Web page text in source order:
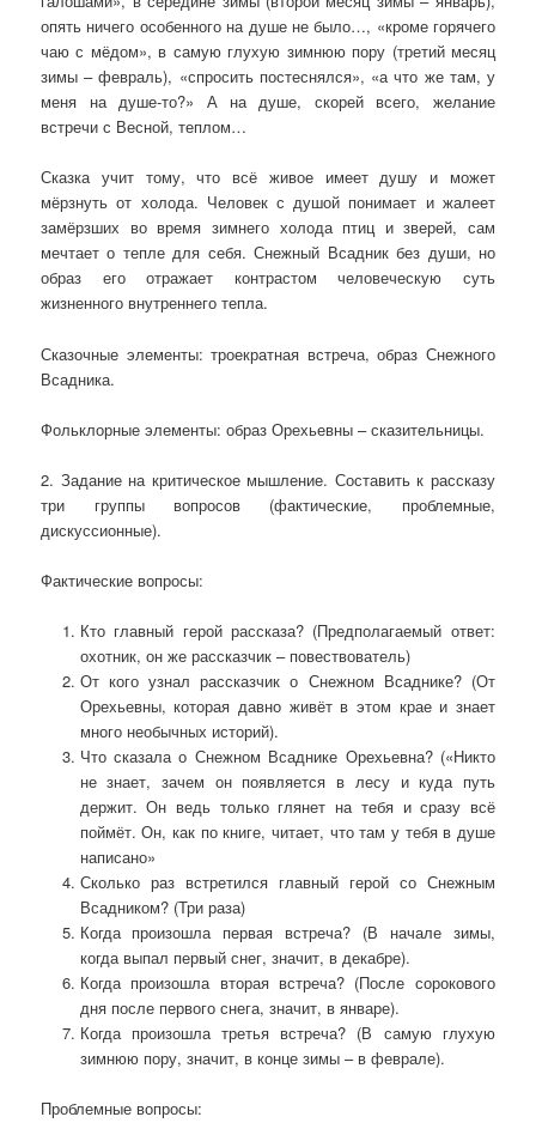
опять ничего особенного на душе не было…, «кроме горячего
чаю с мёдом», в самую глухую зимнюю пору (третий месяц
зимы – февраль), «спросить постеснялся», «а что же там, у
меня на душе-то?» А на душе, скорей всего, желание
встречи с Весной, теплом…
Сказка учит тому, что всё живое имеет душу и может
мёрзнуть от холода. Человек с душой понимает и жалеет
замёрзших во время зимнего холода птиц и зверей, сам
мечтает о тепле для себя. Снежный Всадник без души, но
образ его отражает контрастом человеческую суть
жизненного внутреннего тепла.
Сказочные элементы: троекратная встреча, образ Снежного
Всадника.
Фольклорные элементы: образ Орехьевны – сказительницы.
2. Задание на критическое мышление. Составить к рассказу
три группы вопросов (фактические, проблемные,
дискуссионные).
Фактические вопросы:
Кто главный герой рассказа? (Предполагаемый ответ:
охотник, он же рассказчик – повествователь)
От кого узнал рассказчик о Снежном Всаднике? (От
Орехьевны, которая давно живёт в этом крае и знает
много необычных историй).
Что сказала о Снежном Всаднике Орехьевна? («Никто
не знает, зачем он появляется в лесу и куда путь
держит. Он ведь только глянет на тебя и сразу всё
поймёт. Он, как по книге, читает, что там у тебя в душе
написано»
Сколько раз встретился главный герой со Снежным
Всадником? (Три раза)
Когда произошла первая встреча? (В начале зимы,
когда выпал первый снег, значит, в декабре).
Когда произошла вторая встреча? (После сорокового
дня после первого снега, значит, в январе).
Когда произошла третья встреча? (В самую глухую
зимнюю пору, значит, в конце зимы – в феврале).
Проблемные вопросы: